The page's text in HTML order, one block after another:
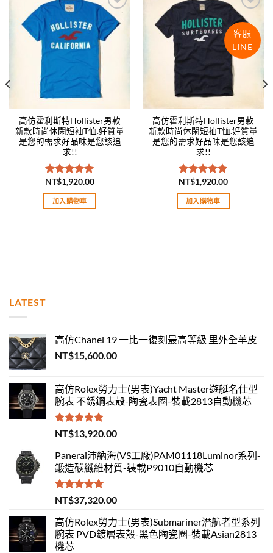
Add to
wishlist
高仿霍利斯特Hollister男款
新款時尚休閑短袖T恤.好質量
是您的需求好品味是您該追
求!!
評分5.00
滿分 5
NT$1,920.00
加入購物車
Add to
wishlist
高仿霍利斯特Hollister男款
新款時尚休閑短袖T恤.好質量
是您的需求好品味是您該追
求!!
評分5.00
滿分 5
NT$1,920.00
加入購物車
LATEST
高仿Chanel 19 一比一復刻最高等級 里外全羊皮
NT$15,600.00
高仿Rolex勞力士(男表)Yacht Master遊艇名仕型
腕表 不銹鋼表殼-陶瓷表圈-裝載2813自動機芯
評分5.00
滿分 5
NT$13,920.00
Panerai沛納海(VS工廠)PAM01118Luminor系列-
鍛造碳纖維材質-裝載P9010自動機芯
評分5.00
滿分 5
NT$37,320.00
高仿Rolex勞力士(男表)Submariner潛航者型系列
腕表 PVD鍍層表殼-黑色陶瓷圈-裝載Asian2813
機芯
客服
LINE